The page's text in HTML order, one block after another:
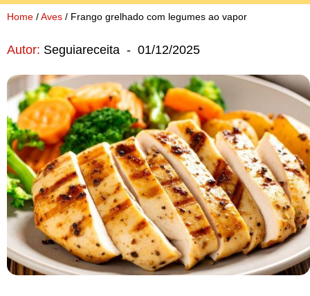
Cupcakes
Salgado
Doce
Pão
Salada
Almoço
Cocada
Home /Aves / Frango grelhado com legumes ao vapor
Autor: Seguiareceita - 01/12/2025